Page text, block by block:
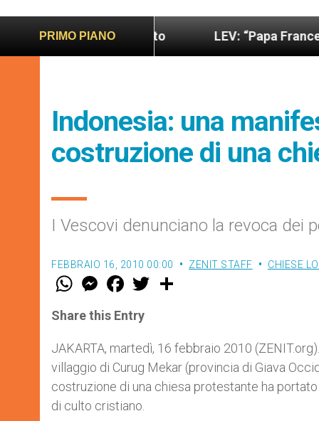
PRIMO PIANO
sano e giusto LEV: “Papa Francesco. Un
Indonesia: una
costruzione di una
I Vescovi denunciano la revoca dei
FEBBRAIO 16, 2010 00:00 ZENIT STAFF CHIESE
W
t
s
p
p
M
e
s
e
g
e
r
F
a
e
b
o
k
w
Share this Entry
JAKARTA, martedì, 16 febbraio 2010
villaggio di Curug Mekar (provincia di Giava
costruzione di una chiesa protestante ha
di culto cristiano.